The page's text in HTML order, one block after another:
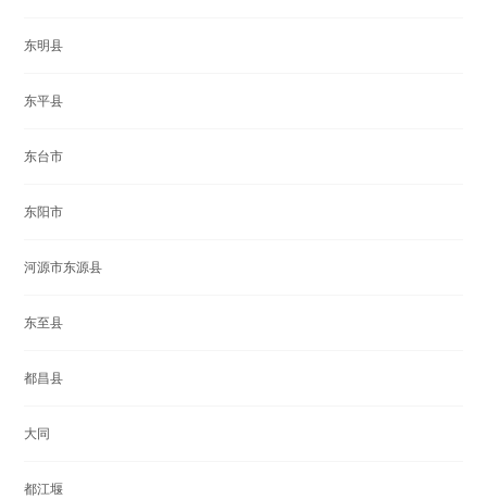
东明县
东平县
东台市
东阳市
河源市东源县
东至县
都昌县
大同
都江堰